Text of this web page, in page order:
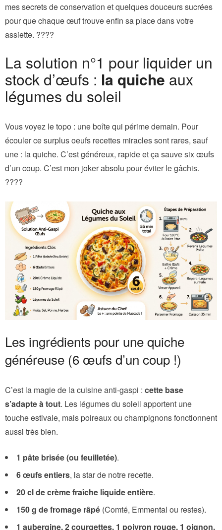
mes secrets de conservation et quelques douceurs sucrées
pour que chaque œuf trouve enfin sa place dans votre
assiette. ????
La solution n°1 pour liquider un
stock d’œufs : la quiche aux
légumes du soleil
Vous voyez le topo : une boîte qui périme demain. Pour
écouler ce surplus oeufs recettes miracles sont rares, sauf
une : la quiche. C’est généreux, rapide et ça sauve six œufs
d’un coup. C’est mon joker absolu pour éviter le gâchis.
????
Les ingrédients pour une quiche
généreuse (6 œufs d’un coup !)
C’est la magie de la cuisine anti-gaspi : cette base
s’adapte à tout. Les légumes du soleil apportent une
touche estivale, mais poireaux ou champignons fonctionnent
aussi très bien.
1 pâte brisée (ou feuilletée).
6 œufs entiers, la star de notre recette.
20 cl de crème fraîche liquide entière.
150 g de fromage râpé (Comté, Emmental ou restes).
1 aubergine, 2 courgettes, 1 poivron rouge, 1 oignon,